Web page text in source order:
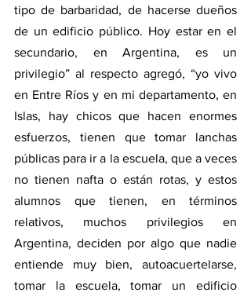
tipo de barbaridad, de hacerse dueños
de un edificio público. Hoy estar en el
secundario, en Argentina, es un
privilegio” al respecto agregó, “yo vivo
en Entre Ríos y en mi departamento, en
Islas, hay chicos que hacen enormes
esfuerzos, tienen que tomar lanchas
públicas para ir a la escuela, que a veces
no tienen nafta o están rotas, y estos
alumnos que tienen, en términos
relativos, muchos privilegios en
Argentina, deciden por algo que nadie
entiende muy bien, autoacuertelarse,
tomar la escuela, tomar un edificio